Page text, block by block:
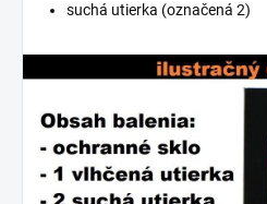
suchá utierka (označená 2)